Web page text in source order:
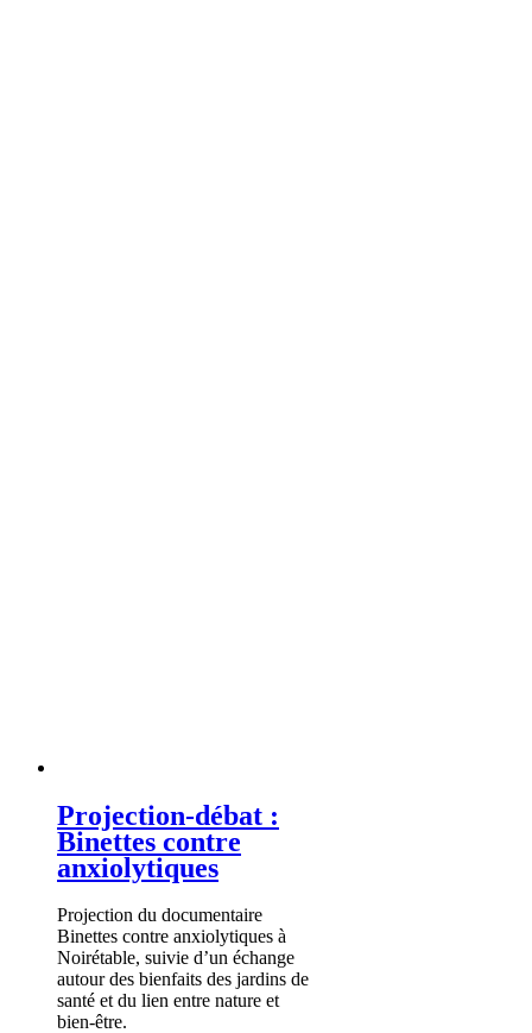
Projection-débat :
Binettes contre
anxiolytiques
Projection du documentaire
Binettes contre anxiolytiques à
Noirétable, suivie d’un échange
autour des bienfaits des jardins de
santé et du lien entre nature et
bien-être.